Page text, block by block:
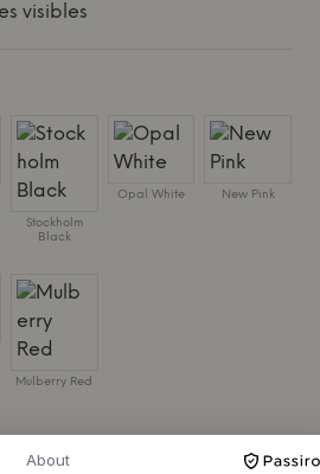
visibles
Stockholm
Black
Opal White New Pink
Mulberry Red
About